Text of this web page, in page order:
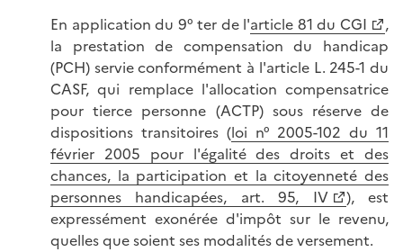
En application du 9° ter de l'article 81 du CGI
,
la prestation de compensation du handicap
(PCH) servie conformément à l'article L. 245-1 du
CASF, qui remplace l'allocation compensatrice
pour tierce personne (ACTP) sous réserve de
dispositions transitoires (loi n° 2005-102 du 11
février 2005 pour l'égalité des droits et des
chances, la participation et la citoyenneté des
personnes handicapées, art. 95, IV
), est
expressément exonérée d'impôt sur le revenu,
quelles que soient ses modalités de versement.